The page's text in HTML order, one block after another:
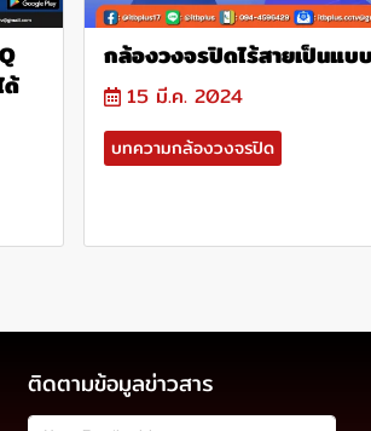
ด้
กล้องวงจรปิดไร้สายเป็นแบ
15 มี.ค. 2024
บทความกล้องวงจรปิด
ติดตามข้อมูลข่าวสาร